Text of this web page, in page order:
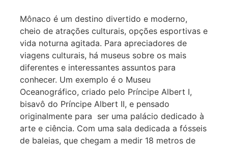
Mônaco é um destino divertido e moderno,
cheio de atrações culturais, opções esportivas e
vida noturna agitada. Para apreciadores de
viagens culturais, há museus sobre os mais
diferentes e interessantes assuntos para
conhecer. Um exemplo é o Museu
Oceanográfico, criado pelo Príncipe Albert I,
bisavô do Príncipe Albert II, e pensado
originalmente para ser uma palácio dedicado à
arte e ciência. Com uma sala dedicada a fósseis
de baleias, que chegam a medir 18 metros de